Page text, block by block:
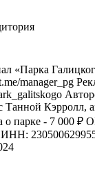
«Парка
manager_pg
Танной Кэрролл,
о парке - 7 000
ИНН: